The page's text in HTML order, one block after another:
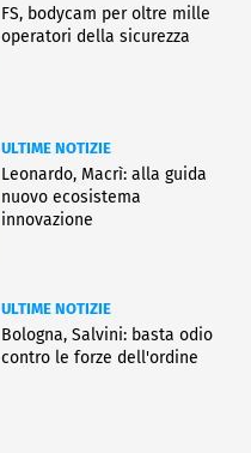
FS, bodycam per oltre mille
operatori della sicurezza
ULTIME NOTIZIE
Leonardo, Macrì: alla guida
nuovo ecosistema
innovazione
ULTIME NOTIZIE
Bologna, Salvini: basta odio
contro le forze dell'ordine